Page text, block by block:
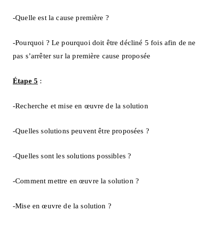
-Quelle est la cause première ?
-Pourquoi ? Le pourquoi doit être décliné 5 fois afin de ne
pas s’arrêter sur la première cause proposée
Étape 5 :
-Recherche et mise en œuvre de la solution
-Quelles solutions peuvent être proposées ?
-Quelles sont les solutions possibles ?
-Comment mettre en œuvre la solution ?
-Mise en œuvre de la solution ?